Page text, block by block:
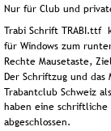
Nur für Club und
Trabi Schrift TRABI.ttf
für Windows zum
Rechte Mausetaste,
Der Schriftzug und
Trabantclub Schweiz
haben eine schriftliche
abgeschlossen.